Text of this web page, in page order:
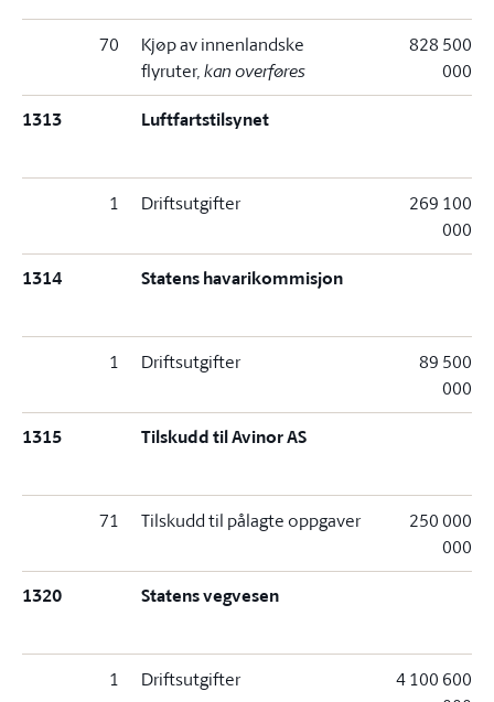
70
Kjøp av innenlandske
flyruter, kan overføres
828 500
000
1313 Luftfartstilsynet
1 Driftsutgifter
269 100
000
1314 Statens havarikommisjon
1 Driftsutgifter
89 500
000
1315 Tilskudd til Avinor AS
71 Tilskudd til pålagte oppgaver
250 000
000
1320 Statens vegvesen
1 Driftsutgifter
4 100 600